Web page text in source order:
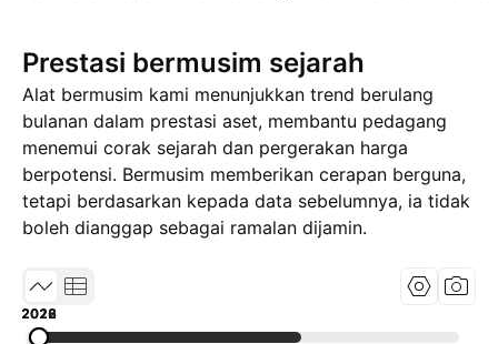
Prestasi bermusim sejarah
Alat bermusim kami menunjukkan trend berulang
bulanan dalam prestasi aset, membantu pedagang
menemui corak sejarah dan pergerakan harga
berpotensi. Bermusim memberikan cerapan berguna,
tetapi berdasarkan kepada data sebelumnya, ia tidak
boleh dianggap sebagai ramalan dijamin.
2018
2022
2026